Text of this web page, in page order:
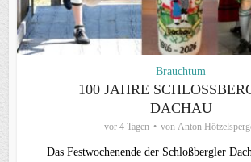
Brauchtum
100 JAHRE
ACHAU
vor 4 Tagen von Anton
Das Festwochenende der Schloßbergler